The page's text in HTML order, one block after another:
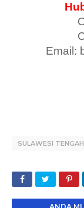
Email:
SULAWESI TENGAH